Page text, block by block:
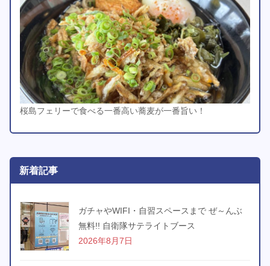
桜島フェリーで食べる一番高い蕎麦が一番旨い！
新着記事
ガチャやWIFI・自習スペースまで ぜ～んぶ
無料!! 自衛隊サテライトブース
2026年8月7日